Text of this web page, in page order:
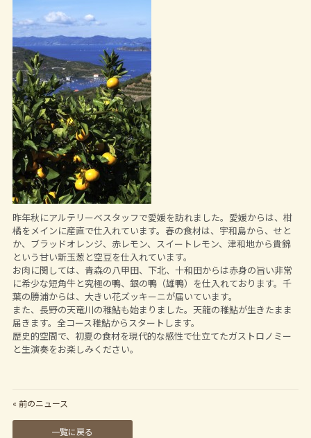
昨年秋にアルテリーベスタッフで愛媛を訪れました。愛媛からは、柑
橘をメインに産直で仕入れています。春の食材は、宇和島から、せと
か、ブラッドオレンジ、赤レモン、スイートレモン、津和地から貴錦
という甘い新玉葱と空豆を仕入れています。
お肉に関しては、青森の八甲田、下北、十和田からは赤身の旨い非常
に希少な短角牛と究極の鴨、銀の鴨（雄鴨）を仕入れております。千
葉の勝浦からは、大きい花ズッキーニが届いています。
また、長野の天竜川の稚鮎も始まりました。天龍の稚鮎が生きたまま
届きます。全コース稚鮎からスタートします。
歴史的空間で、初夏の食材を現代的な感性で仕立てたガストロノミー
と生演奏をお楽しみください。
« 前のニュース
一覧に戻る